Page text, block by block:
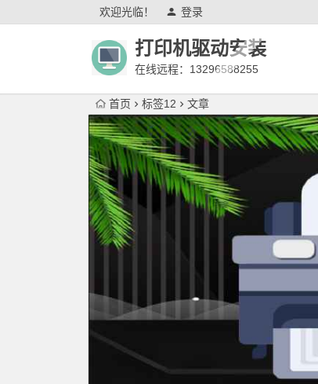
欢迎光临！ 登录
打印机驱动安装
在线远程：13296588255
首页 标签12 文章